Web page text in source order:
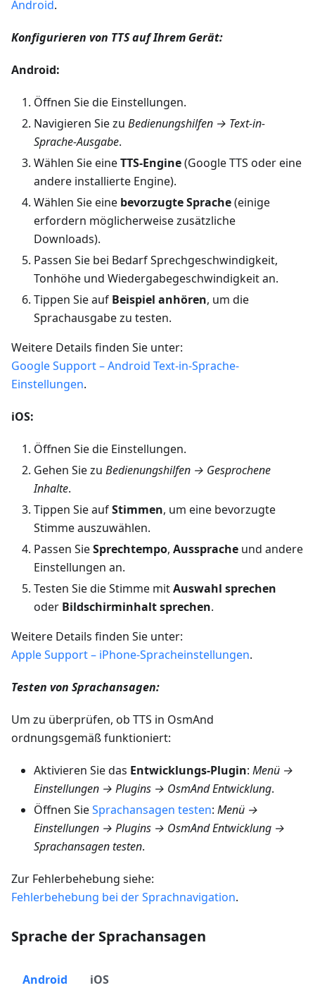
Android.
Konfigurieren von TTS auf Ihrem Gerät:
Android:
Öffnen Sie die Einstellungen.
Navigieren Sie zu Bedienungshilfen → Text-in-
Sprache-Ausgabe.
Wählen Sie eineTTS-Engine(Google TTS oder eine
andere installierte Engine).
Wählen Sie eine bevorzugte Sprache(einige
erfordern möglicherweise zusätzliche
Downloads).
Passen Sie bei Bedarf Sprechgeschwindigkeit,
Tonhöhe und Wiedergabegeschwindigkeit an.
Tippen Sie auf Beispiel anhören, um die
Sprachausgabe zu testen.
Weitere Details finden Sie unter:
Google Support – Android Text-in-Sprache-
Einstellungen.
iOS:
Öffnen Sie die Einstellungen.
Gehen Sie zu Bedienungshilfen → Gesprochene
Inhalte.
Tippen Sie aufStimmen, um eine bevorzugte
Stimme auszuwählen.
Passen SieSprechtempo, Aussprache und andere
Einstellungen an.
Testen Sie die Stimme mitAuswahl sprechen
oder Bildschirminhalt sprechen.
Weitere Details finden Sie unter:
Apple Support – iPhone-Spracheinstellungen.
Testen von Sprachansagen:
Um zu überprüfen, ob TTS in OsmAnd
ordnungsgemäß funktioniert:
Aktivieren Sie das Entwicklungs-Plugin: Menü →
Einstellungen → Plugins → OsmAnd Entwicklung.
Öffnen SieSprachansagen testen: Menü →
Einstellungen → Plugins → OsmAnd Entwicklung →
Sprachansagen testen.
Zur Fehlerbehebung siehe:
Fehlerbehebung bei der Sprachnavigation.
Sprache der Sprachansagen
Android iOS